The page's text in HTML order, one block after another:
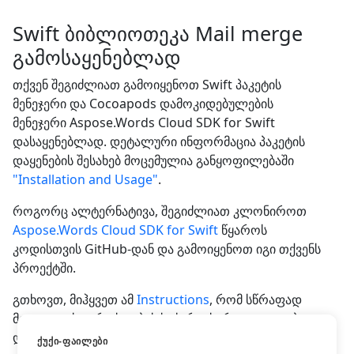
Swift ბიბლიოთეკა Mail merge
გამოსაყენებლად
თქვენ შეგიძლიათ გამოიყენოთ Swift პაკეტის
მენეჯერი და Cocoapods დამოკიდებულების
მენეჯერი Aspose.Words Cloud SDK for Swift
დასაყენებლად. დეტალური ინფორმაცია პაკეტის
დაყენების შესახებ მოცემულია განყოფილებაში
"Installation and Usage".
როგორც ალტერნატივა, შეგიძლიათ კლონიროთ
Aspose.Words Cloud SDK for Swift წყაროს
კოდისთვის GitHub-დან და გამოიყენოთ იგი თქვენს
პროექტში.
გთხოვთ, მიჰყვეთ ამInstructions, რომ სწრაფად
მიიღოთ უსაფრთხოების საჭირო სერთიფიკატები
და შეხვიდეთ ჩვენს REST API ზე.
ᲥᲣᲥᲘ-ᲤᲐᲘᲚᲔᲑᲘ